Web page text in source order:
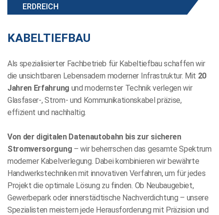
ERDREICH
KABELTIEFBAU
Als spezialisierter Fachbetrieb für Kabeltiefbau schaffen wir
die unsichtbaren Lebensadern moderner Infrastruktur. Mit 20
Jahren Erfahrung und modernster Technik verlegen wir
Glasfaser-, Strom- und Kommunikationskabel präzise,
effizient und nachhaltig.
Von der digitalen Datenautobahn bis zur sicheren
Stromversorgung – wir beherrschen das gesamte Spektrum
moderner Kabelverlegung. Dabei kombinieren wir bewährte
Handwerkstechniken mit innovativen Verfahren, um für jedes
Projekt die optimale Lösung zu finden. Ob Neubaugebiet,
Gewerbepark oder innerstädtische Nachverdichtung – unsere
Spezialisten meistern jede Herausforderung mit Präzision und